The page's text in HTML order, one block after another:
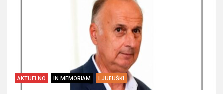
AKTUELNO IN MEMORIAM LJUBUŠKI